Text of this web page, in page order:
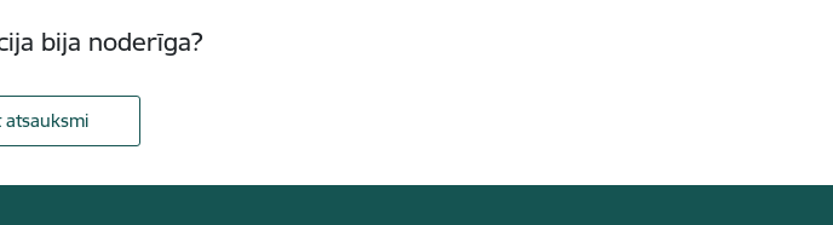
bija noderīga?
atsauksmi